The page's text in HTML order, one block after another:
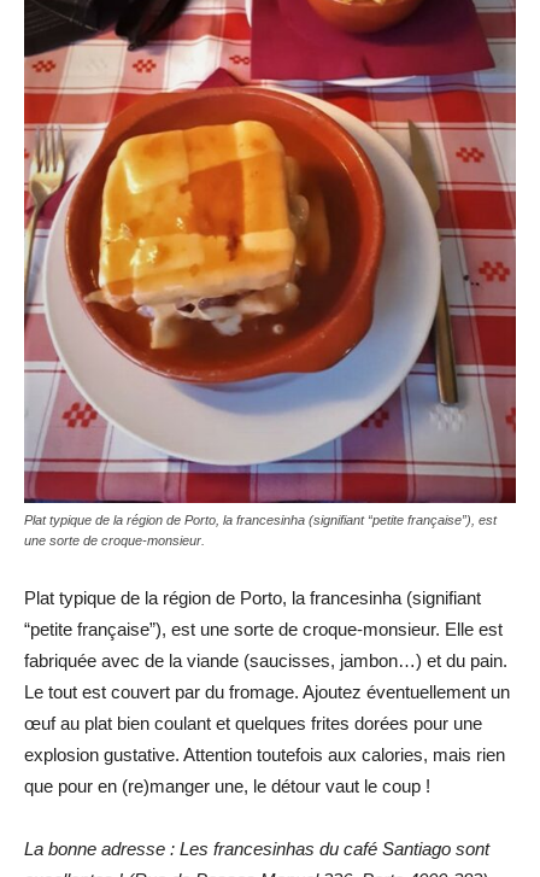
Plat typique de la région de Porto, la francesinha (signifiant “petite française”), est
une sorte de croque-monsieur.
Plat typique de la région de Porto, la francesinha (signifiant
“petite française”), est une sorte de croque-monsieur. Elle est
fabriquée avec de la viande (saucisses, jambon…) et du pain.
Le tout est couvert par du fromage. Ajoutez éventuellement un
œuf au plat bien coulant et quelques frites dorées pour une
explosion gustative. Attention toutefois aux calories, mais rien
que pour en (re)manger une, le détour vaut le coup !
La bonne adresse : Les francesinhas du café Santiago sont